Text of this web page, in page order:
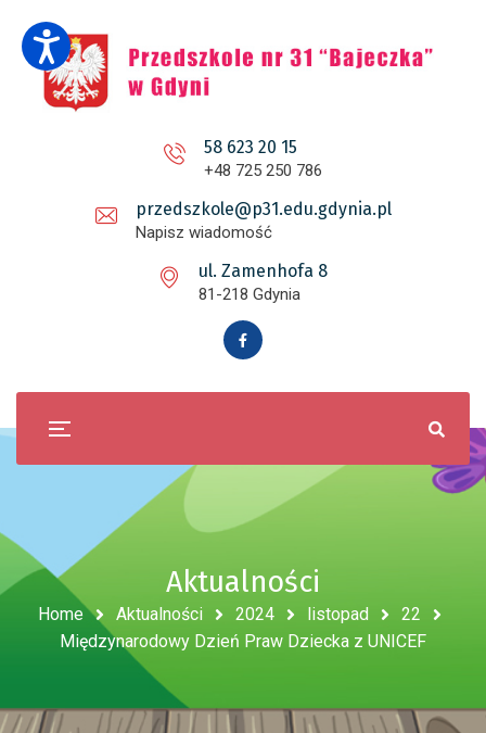
58 623 20 15
+48 725 250 786
przedszkole@p31.edu.gdynia.pl
Napisz wiadomość
ul. Zamenhofa 8
81-218 Gdynia
Aktualności
Home Aktualności 2024 listopad
22
Międzynarodowy Dzień Praw Dziecka z UNICEF